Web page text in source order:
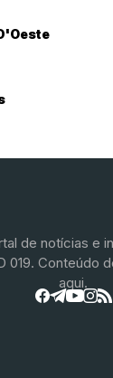
de notícias e
019. Conteúdo
aqui.